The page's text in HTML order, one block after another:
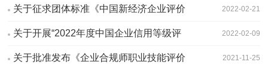
知
的通知
关于征求团体标准《中国新经济企业评价
准则（修订稿）》（征求意见稿）意见的
函
2022-02-21
关于开展“2022年度中国企业信用等级评
价年审”的通知
2022-02-09
关于批准发布《企业合规师职业技能评价 2021-11-25